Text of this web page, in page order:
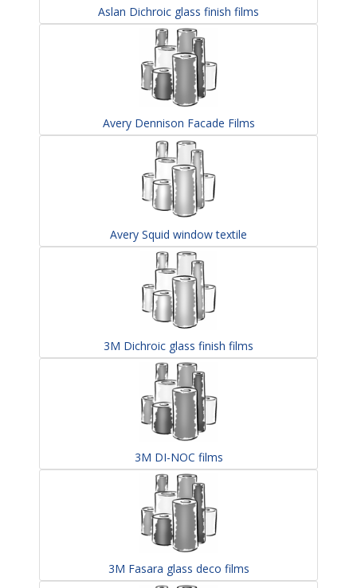
Aslan Dichroic glass finish films
Avery Dennison Facade Films
Avery Squid window textile
3M Dichroic glass finish films
3M DI-NOC films
3M Fasara glass deco films